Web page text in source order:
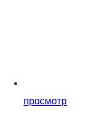
просмотр